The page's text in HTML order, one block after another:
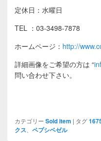
定休日：水曜日
TEL ：03-3498-7878
ホームページ： http://
詳細画像をご希望の方は “
問い合わせ下さい。
カテゴリー Sold item | タグ
クス
ペプシベゼル